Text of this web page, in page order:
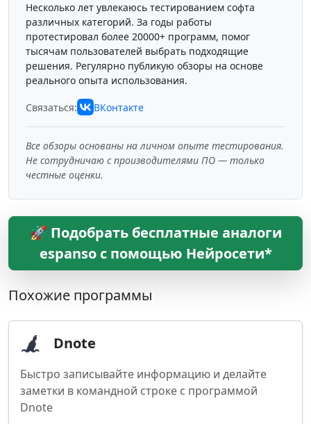
Несколько лет увлекаюсь тестированием софта
различных категорий. За годы работы
протестировал более 20000+ программ, помог
тысячам пользователей выбрать подходящие
решения. Регулярно публикую обзоры на основе
реального опыта использования.
Связаться: ВКонтакте
Все обзоры основаны на личном опыте тестирования.
Не сотрудничаю с производителями ПО — только
честные оценки.
🚀 Подобрать бесплатные аналоги
espanso с помощью Нейросети*
Похожие программы
Dnote
Быстро записывайте информацию и делайте
заметки в командной строке с программой
Dnote